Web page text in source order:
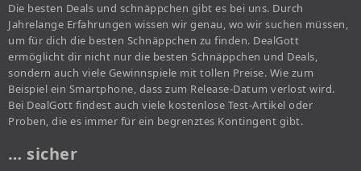
Die besten Deals und schnäppchen gibt es bei uns. Durch
Jahrelange Erfahrungen wissen wir genau, wo wir suchen müssen,
um für dich die besten Schnäppchen zu finden. DealGott
ermöglicht dir nicht nur die besten Schnäppchen und Deals,
sondern auch viele Gewinnspiele mit tollen Preise. Wie zum
Beispiel ein Smartphone, dass zum Release-Datum verlost wird.
Bei DealGott findest auch viele kostenlose Test-Artikel oder
Proben, die es immer für ein begrenztes Kontingent gibt.
… sicher